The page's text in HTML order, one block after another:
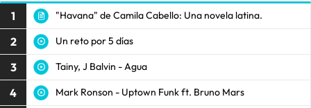
1 "Havana" de Camila Cabello: Una novela latina.
2 Un reto por 5 días
3 Tainy, J Balvin - Agua
4 Mark Ronson - Uptown Funk ft. Bruno Mars